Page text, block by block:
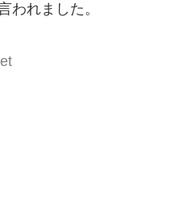
われました。